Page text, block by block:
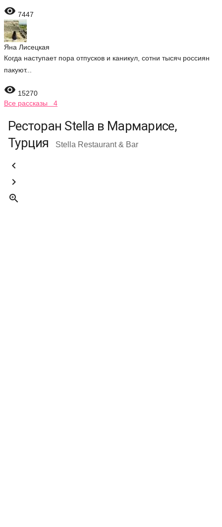
 7447
Яна Лисецкая
Когда наступает пора отпусков и каникул, сотни тысяч россиян
пакуют...
 15270
Все рассказы 4
Ресторан Stella в Мармарисе,
Турция
Stella Restaurant & Bar


